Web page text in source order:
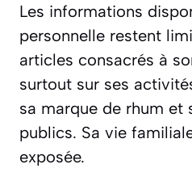
Les informations
personnelle restent
articles consacrés à
surtout sur ses
sa marque de rhum et
publics. Sa vie
exposée.